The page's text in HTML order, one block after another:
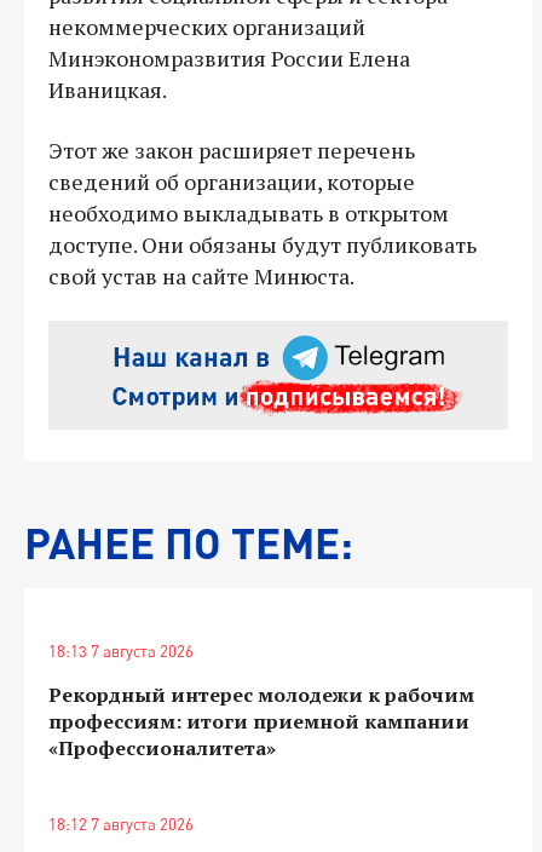
некоммерческих организаций
Минэкономразвития России Елена
Иваницкая.
Этот же закон расширяет перечень
сведений об организации, которые
необходимо выкладывать в открытом
доступе. Они обязаны будут публиковать
свой устав на сайте Минюста.
РАНЕЕ ПО ТЕМЕ:
18:13 7 августа 2026
Рекордный интерес молодежи к рабочим
профессиям: итоги приемной кампании
«Профессионалитета»
18:12 7 августа 2026